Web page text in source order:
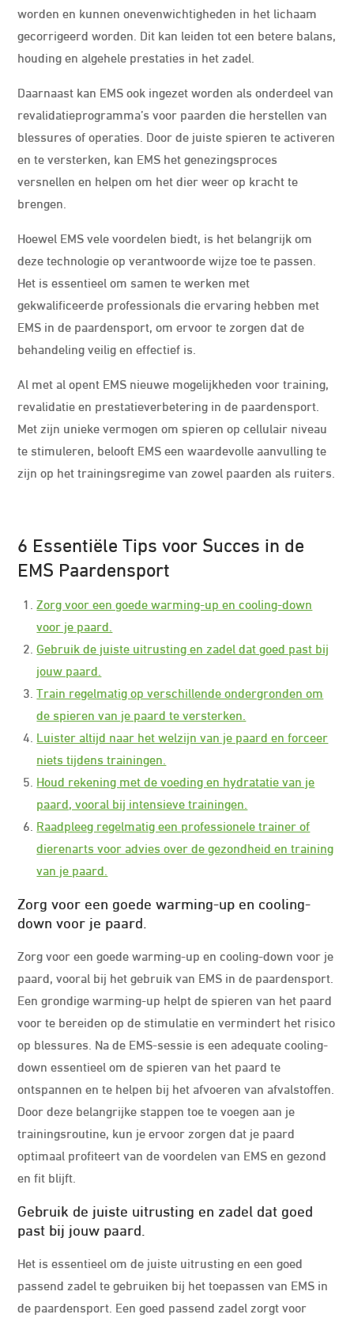
worden en kunnen onevenwichtigheden in het lichaam
gecorrigeerd worden. Dit kan leiden tot een betere balans,
houding en algehele prestaties in het zadel.
Daarnaast kan EMS ook ingezet worden als onderdeel van
revalidatieprogramma’s voor paarden die herstellen van
blessures of operaties. Door de juiste spieren te activeren
en te versterken, kan EMS het genezingsproces
versnellen en helpen om het dier weer op kracht te
brengen.
Hoewel EMS vele voordelen biedt, is het belangrijk om
deze technologie op verantwoorde wijze toe te passen.
Het is essentieel om samen te werken met
gekwalificeerde professionals die ervaring hebben met
EMS in de paardensport, om ervoor te zorgen dat de
behandeling veilig en effectief is.
Al met al opent EMS nieuwe mogelijkheden voor training,
revalidatie en prestatieverbetering in de paardensport.
Met zijn unieke vermogen om spieren op cellulair niveau
te stimuleren, belooft EMS een waardevolle aanvulling te
zijn op het trainingsregime van zowel paarden als ruiters.
6 Essentiële Tips voor Succes in de
EMS Paardensport
Zorg voor een goede warming-up en cooling-down
voor je paard.
Gebruik de juiste uitrusting en zadel dat goed past bij
jouw paard.
Train regelmatig op verschillende ondergronden om
de spieren van je paard te versterken.
Luister altijd naar het welzijn van je paard en forceer
niets tijdens trainingen.
Houd rekening met de voeding en hydratatie van je
paard, vooral bij intensieve trainingen.
Raadpleeg regelmatig een professionele trainer of
dierenarts voor advies over de gezondheid en training
van je paard.
Zorg voor een goede warming-up en cooling-
down voor je paard.
Zorg voor een goede warming-up en cooling-down voor je
paard, vooral bij het gebruik van EMS in de paardensport.
Een grondige warming-up helpt de spieren van het paard
voor te bereiden op de stimulatie en vermindert het risico
op blessures. Na de EMS-sessie is een adequate cooling-
down essentieel om de spieren van het paard te
ontspannen en te helpen bij het afvoeren van afvalstoffen.
Door deze belangrijke stappen toe te voegen aan je
trainingsroutine, kun je ervoor zorgen dat je paard
optimaal profiteert van de voordelen van EMS en gezond
en fit blijft.
Gebruik de juiste uitrusting en zadel dat goed
past bij jouw paard.
Het is essentieel om de juiste uitrusting en een goed
passend zadel te gebruiken bij het toepassen van EMS in
de paardensport. Een goed passend zadel zorgt voor